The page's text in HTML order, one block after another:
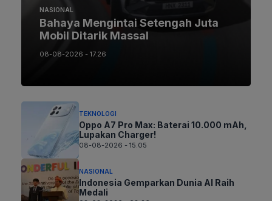
NASIONAL
Bahaya Mengintai Setengah Juta
Mobil Ditarik Massal
08-08-2026 - 17.26
TEKNOLOGI
Oppo A7 Pro Max: Baterai 10.000 mAh,
Lupakan Charger!
08-08-2026 - 15.05
NASIONAL
Indonesia Gemparkan Dunia AI Raih
Medali